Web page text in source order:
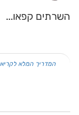
השרתים קפאו...
המדריך המלא